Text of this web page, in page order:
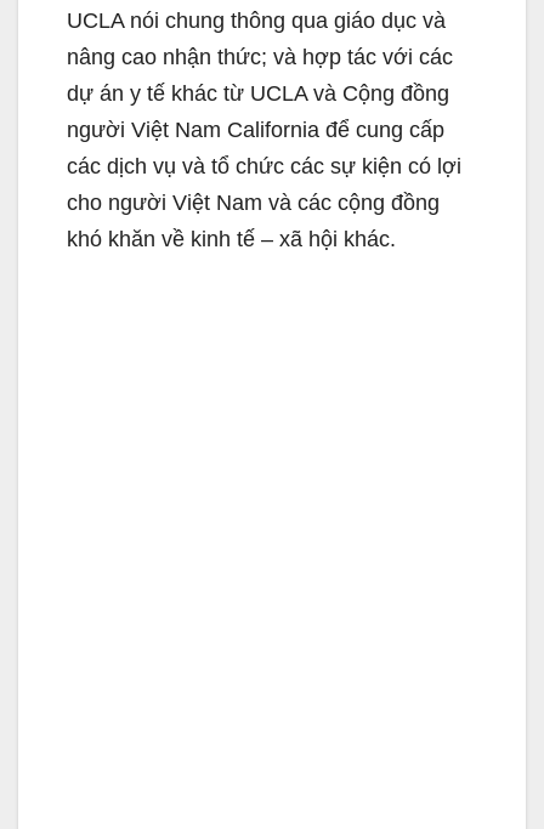
UCLA nói chung thông qua giáo dục và
nâng cao nhận thức; và hợp tác với các
dự án y tế khác từ UCLA và Cộng đồng
người Việt Nam California để cung cấp
các dịch vụ và tổ chức các sự kiện có lợi
cho người Việt Nam và các cộng đồng
khó khăn về kinh tế – xã hội khác.